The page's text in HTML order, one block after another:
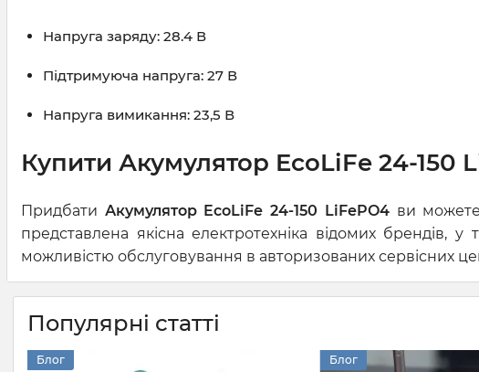
Напруга заряду: 28.4 В
Підтримуюча напруга: 27 В
Напруга вимикання: 23,5 В
Купити Акумулятор EcoLiFe 24-150
Придбати Акумулятор EcoLiFe 24-150 LiFePO4ви можете
представлена якісна електротехніка відомих брендів,
можливістю обслуговування в авторизованих сервісних
Популярні статті
Блог Блог